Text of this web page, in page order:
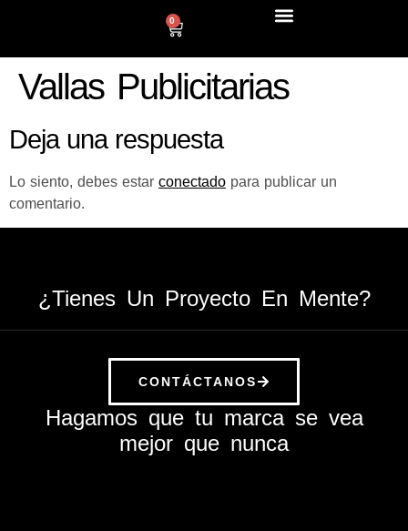
0
Vallas Publicitarias
Deja una respuesta
Lo siento, debes estar conectado para publicar un
comentario.
¿Tienes Un Proyecto En Mente?
CONTÁCTANOS
Hagamos que tu marca se vea
mejor que nunca